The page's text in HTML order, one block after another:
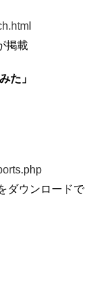
掲載
た」
ダウンロードで